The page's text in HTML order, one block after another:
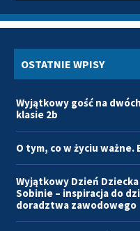
OSTATNIE WPISY
Wyjątkowy gość na
klasie 2b
O tym, co w życiu ważne.
Wyjątkowy Dzień Dziecka
Sobinie – inspiracja do
doradztwa zawodowego